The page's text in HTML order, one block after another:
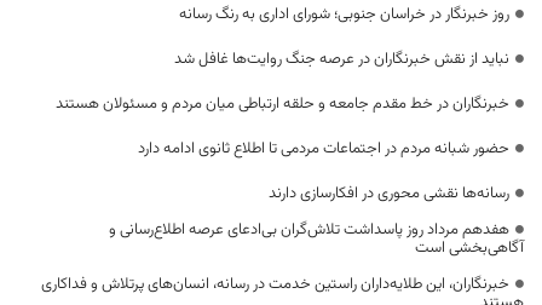
روز خبرنگار در خراسان جنوبی؛ شورای اداری به رنگ رسانه
نباید از نقش خبرنگاران در عرصه جنگ روایت‌ها غافل شد
خبرنگاران در خط مقدم جامعه و حلقه ارتباطی میان مردم و مسئولان هستند
حضور شبانه مردم در اجتماعات مردمی تا اطلاع ثانوی ادامه دارد
رسانه‌ها نقشی محوری در افکارسازی دارند
هفدهم مرداد روز پاسداشت تلاش‌گران بی‌ادعای عرصه اطلاع‌رسانی و
آگاهی‌بخشی است
خبرنگاران، این طلایه‌داران راستین خدمت در رسانه، انسان‌های پرتلاش و فداکاری